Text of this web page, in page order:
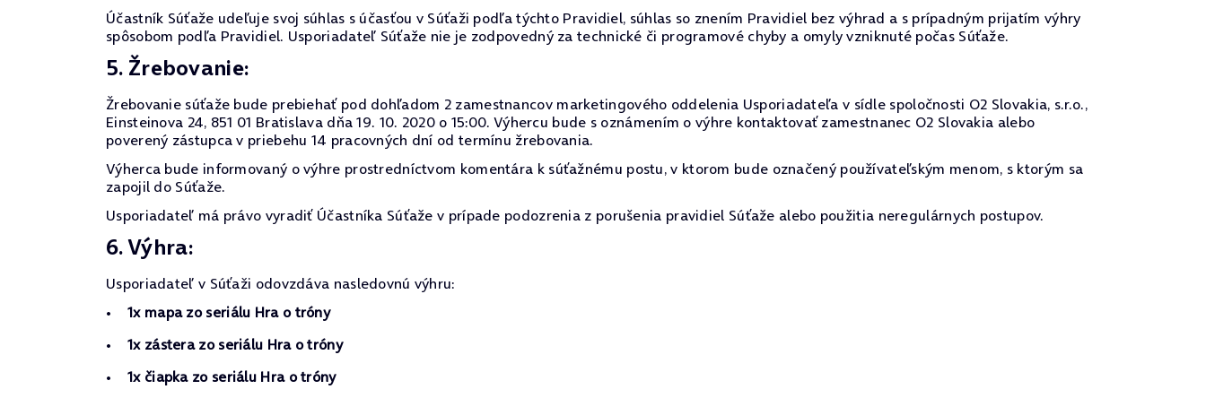
Účastník Súťaže udeľuje svoj súhlas s účasťou v Súťaži podľa týchto Pravidiel, súhlas so znením Pravidiel bez výhrad a s prípadným prijatím výhry
spôsobom podľa Pravidiel. Usporiadateľ Súťaže nie je zodpovedný za technické či programové chyby a omyly vzniknuté počas Súťaže.
5. Žrebovanie:
Žrebovanie súťaže bude prebiehať pod dohľadom 2 zamestnancov marketingového oddelenia Usporiadateľa v sídle spoločnosti O2 Slovakia, s.r.o.,
Einsteinova 24, 851 01 Bratislava dňa 19. 10. 2020 o 15:00. Výhercu bude s oznámením o výhre kontaktovať zamestnanec O2 Slovakia alebo
poverený zástupca v priebehu 14 pracovných dní od termínu žrebovania.
Výherca bude informovaný o výhre prostredníctvom komentára k súťažnému postu, v ktorom bude označený používateľským menom, s ktorým sa
zapojil do Súťaže.
Usporiadateľ má právo vyradiť Účastníka Súťaže v prípade podozrenia z porušenia pravidiel Súťaže alebo použitia neregulárnych postupov.
6. Výhra:
Usporiadateľ v Súťaži odovzdáva nasledovnú výhru:
1x mapa zo seriálu Hra o tróny
1x zástera zo seriálu Hra o tróny
1x čiapka zo seriálu Hra o tróny